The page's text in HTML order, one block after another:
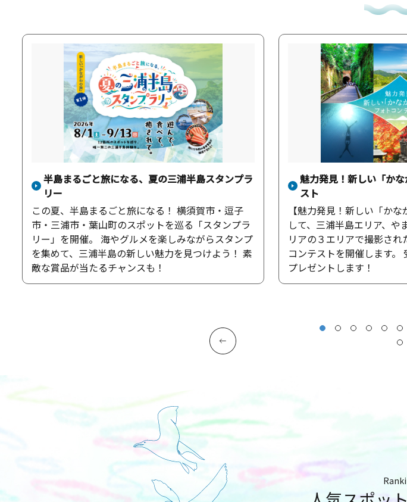
半島まるごと旅になる、夏の三浦半島スタンプラ
リー
この夏、半島まるごと旅になる！ 横須賀市・逗子
市・三浦市・葉山町のスポットを巡る「スタンプラ
リー」を開催。 海やグルメを楽しみながらスタンプ
を集めて、三浦半島の新しい魅力を見つけよう！ 素
敵な賞品が当たるチャンスも！
魅力発見！新しい「か
スト
【魅力発見！新しい「か
して、三浦半島エリア、や
リアの３エリアで撮影さ
コンテストを開催します。
プレゼントします！